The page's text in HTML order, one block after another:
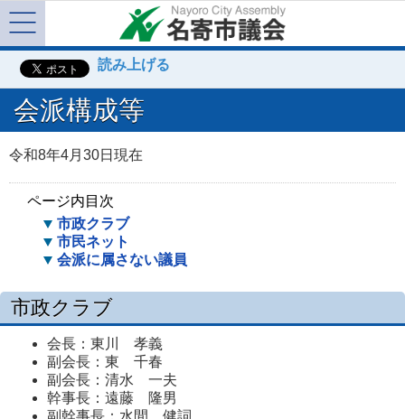
Menu
読み上げる
会派構成等
令和8年4月30日現在
ページ内目次
市政クラブ
市民ネット
会派に属さない議員
市政クラブ
会長：東川 孝義
副会長：東 千春
副会長：清水 一夫
幹事長：遠藤 隆男
副幹事長：水間 健詞